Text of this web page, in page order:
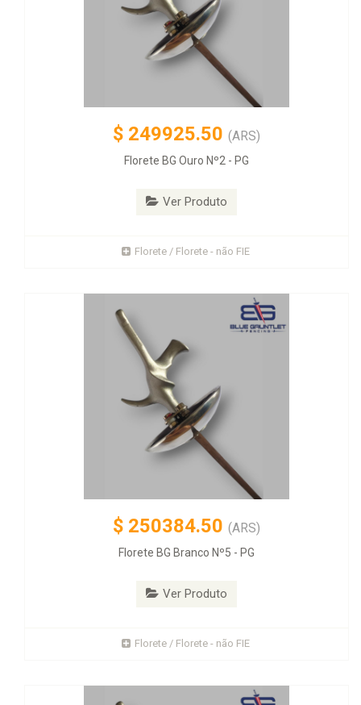
$ 249925.50 (ARS)
Florete BG Ouro Nº2 - PG
Ver Produto
Florete / Florete - não FIE
$ 250384.50 (ARS)
Florete BG Branco Nº5 - PG
Ver Produto
Florete / Florete - não FIE